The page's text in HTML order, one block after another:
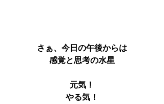
さぁ、今日の午後からは
感覚と思考の水星
元気！
やる気！